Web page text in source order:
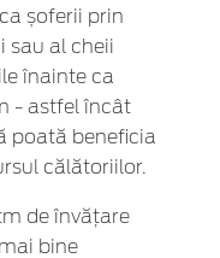
șoferii prin
sau al cheii
înainte ca
- astfel încât
poată beneficia
călătoriilor.
de învățare
bine